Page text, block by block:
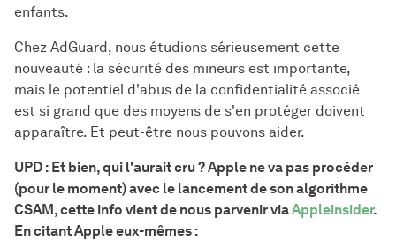
enfants.
Chez AdGuard, nous étudions sérieusement cette
nouveauté : la sécurité des mineurs est importante,
mais le potentiel d'abus de la confidentialité associé
est si grand que des moyens de s'en protéger doivent
apparaître. Et peut-être nous pouvons aider.
UPD : Et bien, qui l'aurait cru ? Apple ne va pas procéder
(pour le moment) avec le lancement de son algorithme
CSAM, cette info vient de nous parvenir viaAppleinsider.
En citant Apple eux-mêmes :